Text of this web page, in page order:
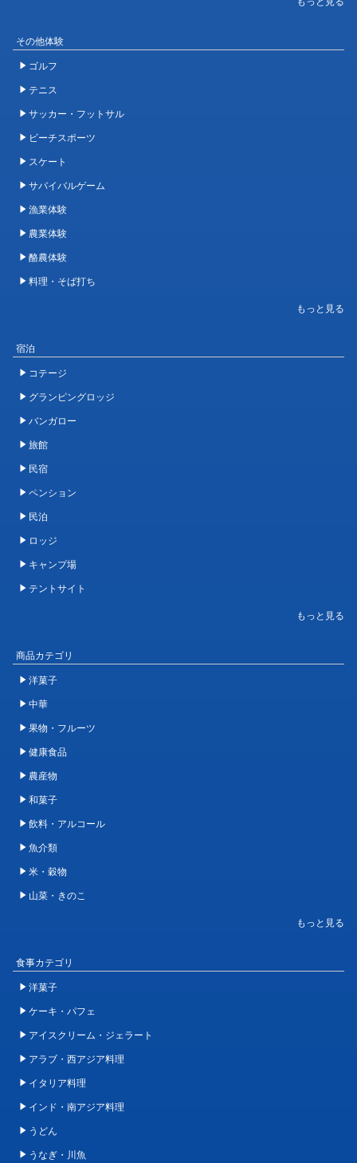
その他体験
ゴルフ
テニス
サッカー・フットサル
ビーチスポーツ
スケート
サバイバルゲーム
漁業体験
農業体験
酪農体験
料理・そば打ち
宿泊
コテージ
グランピングロッジ
バンガロー
旅館
民宿
ペンション
民泊
ロッジ
キャンプ場
テントサイト
商品カテゴリ
洋菓子
中華
果物・フルーツ
健康食品
農産物
和菓子
飲料・アルコール
魚介類
米・穀物
山菜・きのこ
食事カテゴリ
洋菓子
ケーキ・パフェ
アイスクリーム・ジェラート
アラブ・西アジア料理
イタリア料理
インド・南アジア料理
うどん
うなぎ・川魚